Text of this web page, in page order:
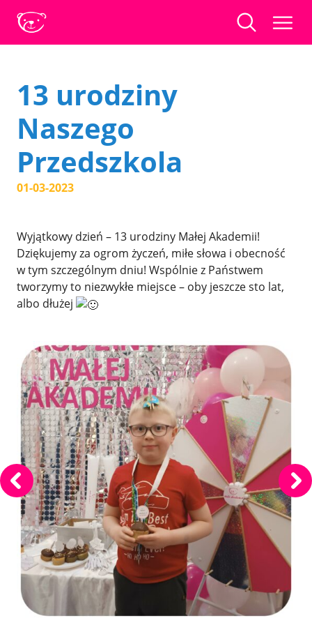
13 urodziny
Naszego
Przedszkola
01-03-2023
Wyjątkowy dzień – 13 urodziny Małej Akademii!
Dziękujemy za ogrom życzeń, miłe słowa i obecność
w tym szczególnym dniu! Wspólnie z Państwem
tworzymy to niezwykłe miejsce – oby jeszcze sto lat,
albo dłużej